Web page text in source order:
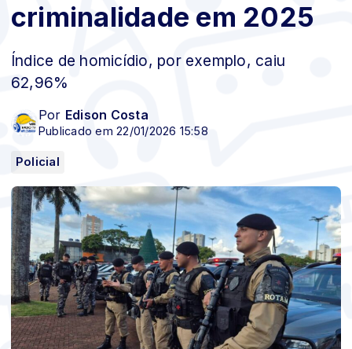
criminalidade em 2025
Índice de homicídio, por exemplo, caiu
62,96%
Por Edison Costa
Publicado em 22/01/2026 15:58
Policial